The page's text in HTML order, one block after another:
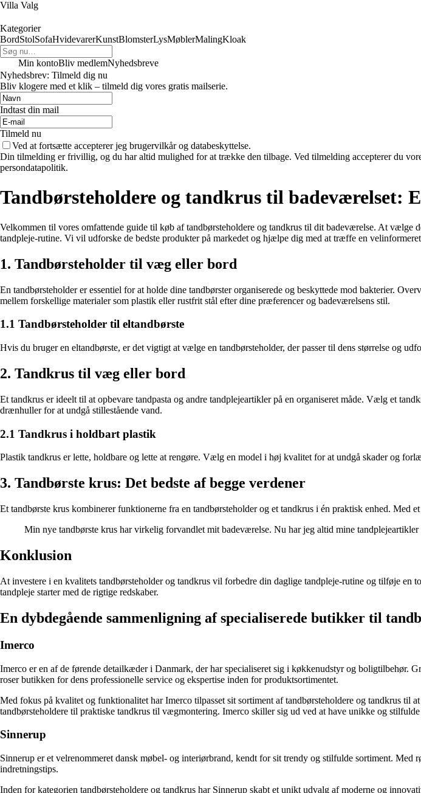
Villa Valg
Kategorier
BordStolSofaHvidevarerKunstBlomsterLysMøblerMalingKloak
Min kontoBliv medlemNyhedsbreve
Nyhedsbrev: Tilmeld dig nu
Bliv klogere med et klik – tilmeld dig vores gratis mailserie.
Indtast din mail
Tilmeld nu
Ved at fortsætte accepterer jeg brugervilkår og databeskyttelse.
Din tilmelding er frivillig, og du har altid mulighed for at trække den tilbage. Ved tilmelding accepterer du
persondatapolitik.
Tandbørsteholdere og tandkrus til badeværelset:
Velkommen til vores omfattende guide til køb af tandbørsteholdere og tandkrus til dit badeværelse. At
tandpleje-rutine. Vi vil udforske de bedste produkter på markedet og hjælpe dig med at træffe en
1. Tandbørsteholder til væg eller bord
En tandbørsteholder er essentiel for at holde dine tandbørster organiserede og beskyttede mod bakterier.
mellem forskellige materialer som plastik eller rustfrit stål efter dine præferencer og badeværelsens stil.
1.1 Tandbørsteholder til eltandbørste
Hvis du bruger en eltandbørste, er det vigtigt at vælge en tandbørsteholder, der passer til dens størrelse og
2. Tandkrus til væg eller bord
Et tandkrus er ideelt til at opbevare tandpasta og andre tandplejeartikler på en organiseret måde. Vælg et
drænhuller for at undgå stillestående vand.
2.1 Tandkrus i holdbart plastik
Plastik tandkrus er lette, holdbare og lette at rengøre. Vælg en model i høj kvalitet for at undgå skader og
3. Tandbørste krus: Det bedste af begge verdener
Et tandbørste krus kombinerer funktionerne fra en tandbørsteholder og et tandkrus i én praktisk enhed. Med
Min nye tandbørste krus har virkelig forvandlet mit badeværelse. Nu har jeg altid mine
Konklusion
At investere i en kvalitets tandbørsteholder og tandkrus vil forbedre din daglige tandpleje-rutine og tilføje
tandpleje starter med de rigtige redskaber.
En dybdegående sammenligning af specialiserede butikker til
Imerco
Imerco er en af de førende detailkæder i Danmark, der har specialiseret sig i køkkenudstyr og boligtilbehør.
roser butikken for dens professionelle service og ekspertise inden for produktsortimentet.
Med fokus på kvalitet og funktionalitet har Imerco tilpasset sit sortiment af tandbørsteholdere og tandkrus
tandbørsteholdere til praktiske tandkrus til vægmontering. Imerco skiller sig ud ved at have unikke og
Sinnerup
Sinnerup er et velrenommeret dansk møbel- og interiørbrand, kendt for sit trendy og stilfulde sortiment.
indretningstips.
Inden for kategorien tandbørsteholdere og tandkrus har Sinnerup skabt et unikt udvalg af moderne og